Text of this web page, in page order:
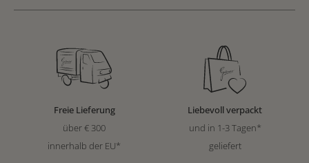
Freie Lieferung
über € 300
innerhalb der EU*
Liebevoll verpackt
und in 1-3 Tagen*
geliefert